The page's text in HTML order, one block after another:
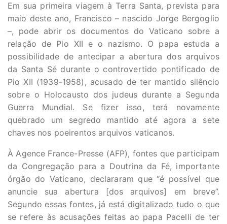
Em sua primeira viagem à Terra Santa, prevista para
maio deste ano, Francisco – nascido Jorge Bergoglio
–, pode abrir os documentos do Vaticano sobre a
relação de Pio XII e o nazismo. O papa estuda a
possibilidade de antecipar a abertura dos arquivos
da Santa Sé durante o controvertido pontificado de
Pio XII (1939-1958), acusado de ter mantido silêncio
sobre o Holocausto dos judeus durante a Segunda
Guerra Mundial. Se fizer isso, terá novamente
quebrado um segredo mantido até agora a sete
chaves nos poeirentos arquivos vaticanos.
À Agence France-Presse (AFP), fontes que participam
da Congregação para a Doutrina da Fé, importante
órgão do Vaticano, declararam que “é possível que
anuncie sua abertura [dos arquivos] em breve”.
Segundo essas fontes, já está digitalizado tudo o que
se refere às acusações feitas ao papa Pacelli de ter